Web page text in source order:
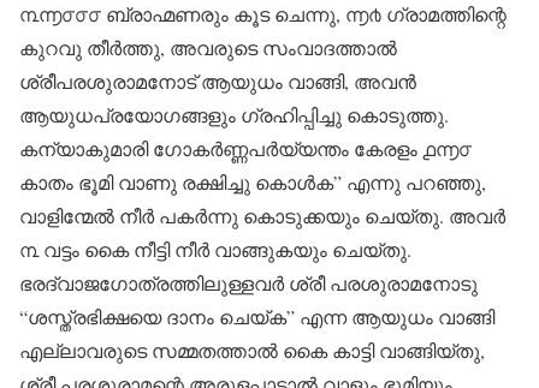
൩൬൦൦൦ ബ്രാഹ്മണരും കൂട ചെന്നു, ൬൪ ഗ്രാമത്തിന്റെ
കുറവു തീർത്തു, അവരുടെ സംവാദത്താൽ
ശ്രീപരശുരാമനോട് ആയുധം വാങ്ങി, അവൻ
ആയുധപ്രയോഗങ്ങളും ഗ്രഹിപ്പിച്ചു കൊടുത്തു.
കന്യാകുമാരി ഗോകർണ്ണപർയ്യന്തം കേരളം ൧൬൦
കാതം ഭൂമി വാണു രക്ഷിച്ചു കൊൾക” എന്നു പറഞ്ഞു,
വാളിന്മേൽ നീർ പകർന്നു കൊടുക്കയും ചെയ്തു. അവർ
൩ വട്ടം കൈ നീട്ടി നീർ വാങ്ങുകയും ചെയ്തു.
ഭരദ്വാജഗോത്രത്തിലുള്ളവർ ശ്രീ പരശുരാമനോടു
“ശസ്ത്രഭിക്ഷയെ ദാനം ചെയ്ക” എന്ന ആയുധം വാങ്ങി
എല്ലാവരുടെ സമ്മതത്താൽ കൈ കാട്ടി വാങ്ങിയ്തു,